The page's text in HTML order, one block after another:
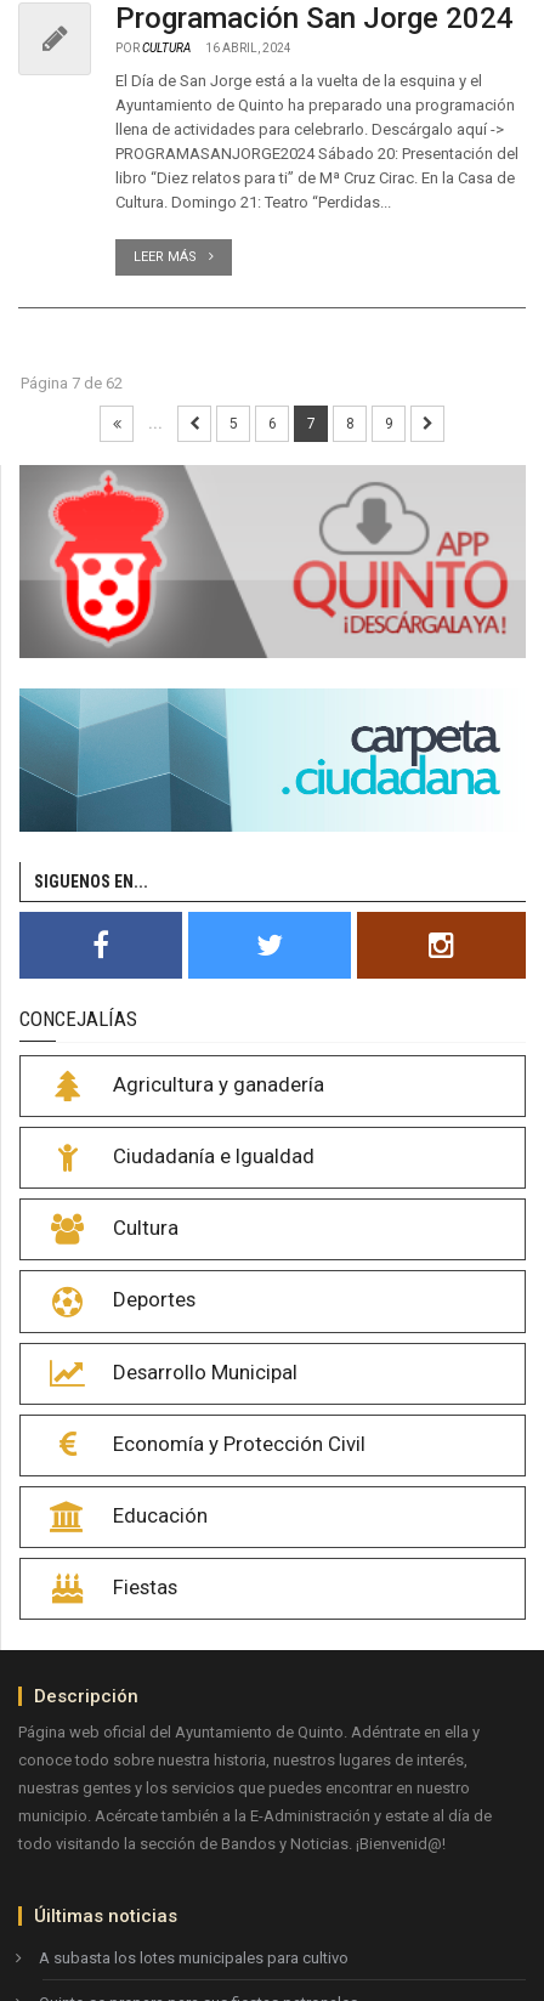
Programación San Jorge 2024
PORCULTURA 16 ABRIL, 2024
El Día de San Jorge está a la vuelta de la esquina y el
Ayuntamiento de Quinto ha preparado una programación
llena de actividades para celebrarlo. Descárgalo aquí ->
PROGRAMASANJORGE2024 Sábado 20: Presentación del
libro “Diez relatos para ti” de Mª Cruz Cirac. En la Casa de
Cultura. Domingo 21: Teatro “Perdidas...
LEER MÁS
Página 7 de 62
... 5 6 7 8 9
SIGUENOS EN...
CONCEJALÍAS
Agricultura y ganadería
Ciudadanía e Igualdad
Cultura
Deportes
Desarrollo Municipal
Economía y Protección Civil
Educación
Fiestas
Descripción
Página web oficial del Ayuntamiento de Quinto. Adéntrate en ella y
conoce todo sobre nuestra historia, nuestros lugares de interés,
nuestras gentes y los servicios que puedes encontrar en nuestro
municipio. Acércate también a la E-Administración y estate al día de
todo visitando la sección de Bandos y Noticias. ¡Bienvenid@!
Úiltimas noticias
A subasta los lotes municipales para cultivo